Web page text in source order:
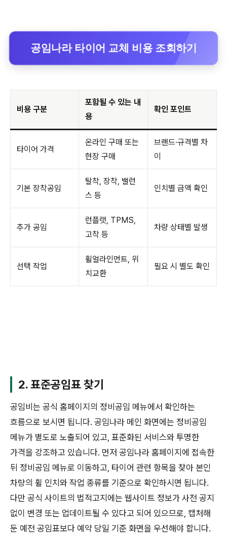
공임나라 타이어 교체 비용 조회하기
비용 구분
포함될 수 있는 내
용
확인 포인트
타이어 가격
온라인 구매 또는
현장 구매
브랜드·규격별 차
이
기본 장착공임
탈착, 장착, 밸런
스 등
인치별 금액 확인
추가 공임
런플랫, TPMS,
고착 등
차량 상태별 발생
선택 작업
휠얼라인먼트, 위
치교환
필요 시 별도 확인
2. 표준공임표 찾기
공임비는 공식 홈페이지의 정비공임 메뉴에서 확인하는
흐름으로 보시면 됩니다. 공임나라 메인 화면에는 정비공임
메뉴가 별도로 노출되어 있고, 표준화된 서비스와 투명한
가격을 강조하고 있습니다. 먼저 공임나라 홈페이지에 접속한
뒤 정비공임 메뉴로 이동하고, 타이어 관련 항목을 찾아 본인
차량의 휠 인치와 작업 종류를 기준으로 확인하시면 됩니다.
다만 공식 사이트의 법적고지에는 웹사이트 정보가 사전 공지
없이 변경 또는 업데이트될 수 있다고 되어 있으므로, 캡처해
둔 예전 공임표보다 예약 당일 기준 화면을 우선해야 합니다.